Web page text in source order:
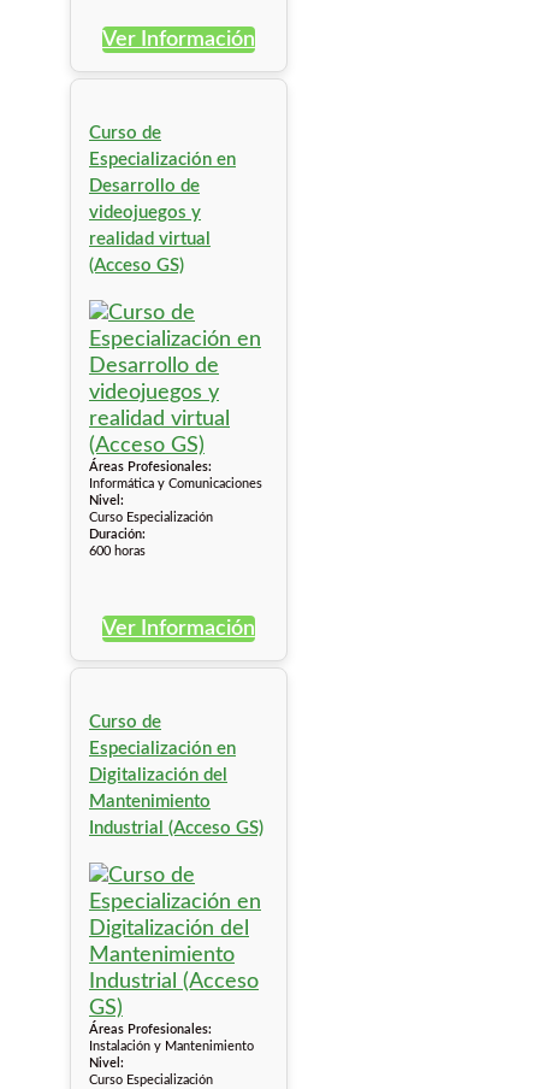
Ver Información
Curso de
Especialización en
Desarrollo de
videojuegos y
realidad virtual
(Acceso GS)
Áreas Profesionales:
Informática y Comunicaciones
Nivel:
Curso Especialización
Duración:
600 horas
Ver Información
Curso de
Especialización en
Digitalización del
Mantenimiento
Industrial (Acceso GS)
Áreas Profesionales:
Instalación y Mantenimiento
Nivel:
Curso Especialización